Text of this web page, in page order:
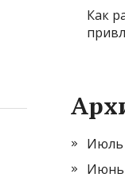
Как
Июль
Июнь